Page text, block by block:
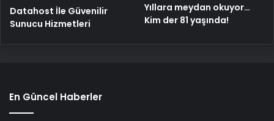
Datahost İle Güvenilir
Sunucu Hizmetleri
Yıllara meydan okuyor…
Kim der 81 yaşında!
En Güncel Haberler